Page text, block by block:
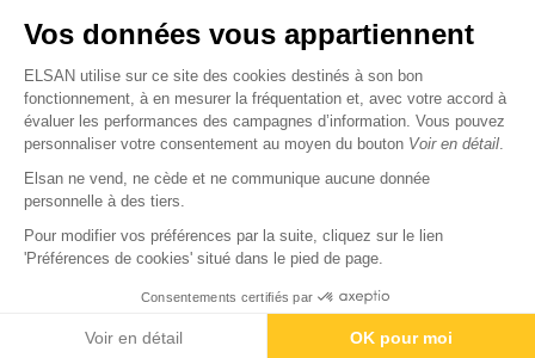
Vos données vous appartiennent
ELSAN utilise sur ce site des cookies destinés à son bon
fonctionnement, à en mesurer la fréquentation et, avec votre accord à
évaluer les performances des campagnes d’information. Vous pouvez
personnaliser votre consentement au moyen du bouton Voir en détail
Elsan ne vend, ne cède et ne communique aucune donnée
personnelle à des tiers.
Pour modifier vos préférences par la suite, cliquez sur le lien
'Préférences de cookies' situé dans le pied de page.
Consentements certifiés par
Voir en détail OK pour moi
Nous rejoindre
Devenir fournisseur
© Copyright 2026 Elsan
Mentions Légales-Données personnelles
Agence digitale : VOID